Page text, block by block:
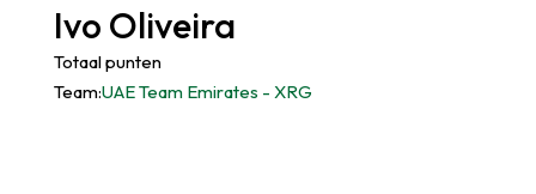
Ivo Oliveira
Totaal punten
Team:UAE Team Emirates - XRG